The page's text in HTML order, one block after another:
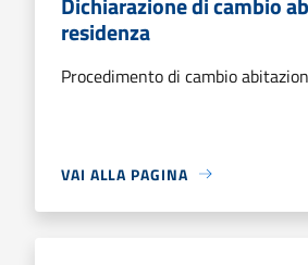
residenza
Procedimento di cambio
VAI ALLA PAGINA